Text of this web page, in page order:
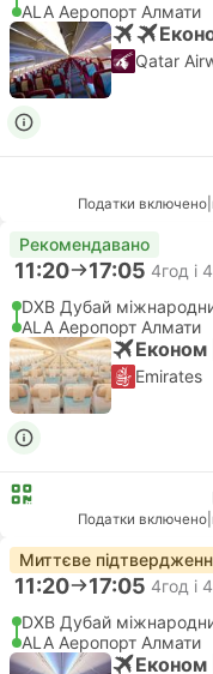
ALA Аеропорт Алмати
Qatar
Податки включено
Рекомендавано
11:20 17:05 4год і
DXB Дубай
ALA Аеропорт Алмати
Економ
Emirates
Податки включено
Миттєве
11:20 17:05 4год і
DXB Дубай
ALA Аеропорт Алмати
Економ